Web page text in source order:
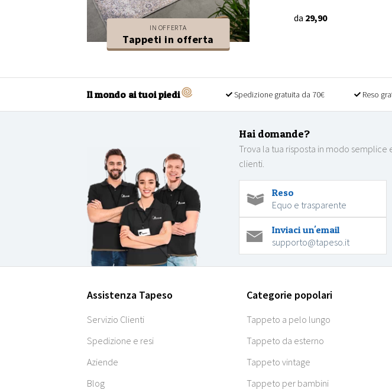
IN OFFERTA
Tappeti in offerta
da 29,90
Il mondo ai tuoi piedi Spedizione gratuita da 70€ Reso
Hai domande?
Trova la tua risposta in modo semplice
clienti.
Reso
Equo e trasparente
Inviaci un'email
supporto@tapeso.it
Assistenza Tapeso
Servizio Clienti
Spedizione e resi
Aziende
Blog
Categorie popolari
Tappeto a pelo lungo
Tappeto da esterno
Tappeto vintage
Tappeto per bambini